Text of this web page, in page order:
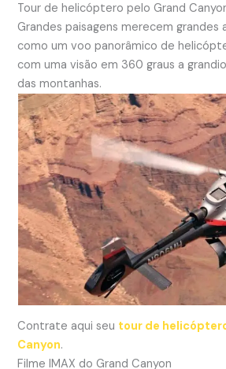
Tour de helicóptero pelo Grand
Grandes paisagens merecem grandes
como um voo panorâmico de
com uma visão em 360 graus a
das montanhas.
Contrate aqui seu tour de
Canyon.
Filme IMAX do Grand Canyon